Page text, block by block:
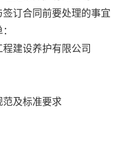
订合同前要处理的事宜
建设养护有限公司
及标准要求